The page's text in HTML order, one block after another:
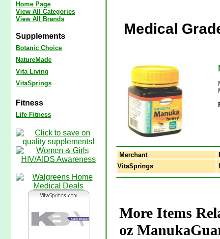
Home Page
View All Categories
View All Brands
Supplements
Botanic Choice
NatureMade
Vita Living
VitaSprings
Fitness
Life Fitness
Medical
Merchant
VitaSprings
More Items
oz